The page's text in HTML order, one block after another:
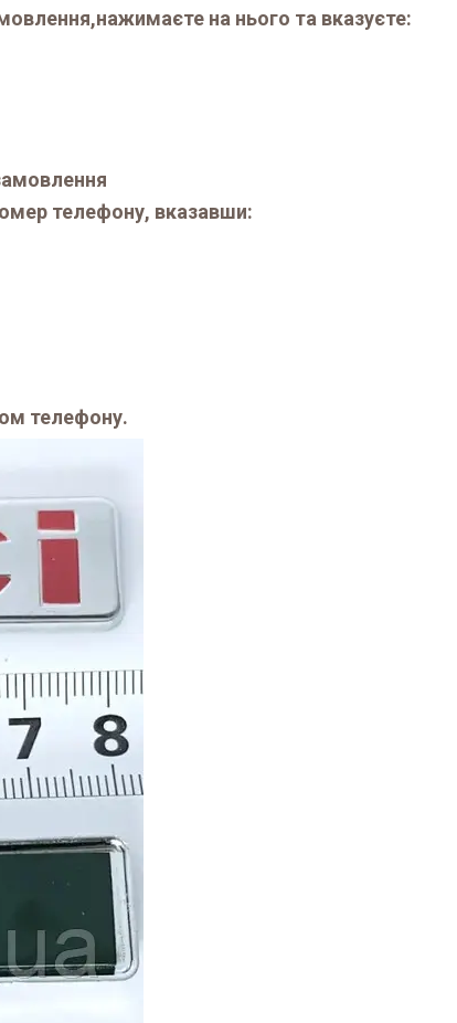
на нього та вказуєте:
телефону, вказавши:
телефону.